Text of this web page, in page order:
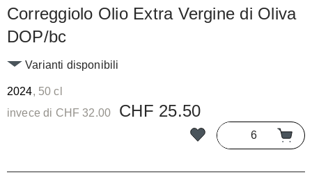
Correggiolo Olio Extra Vergine di Oliva
DOP/bc
2024, 50 cl
Varianti disponibili
invece di CHF 32.00 CHF 25.50